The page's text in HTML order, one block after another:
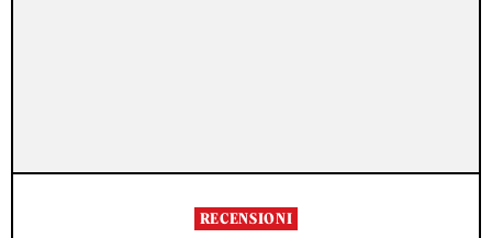
RECENSIONI